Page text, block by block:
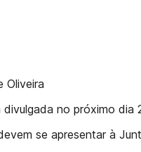
Oliveira
no próximo
se apresentar à